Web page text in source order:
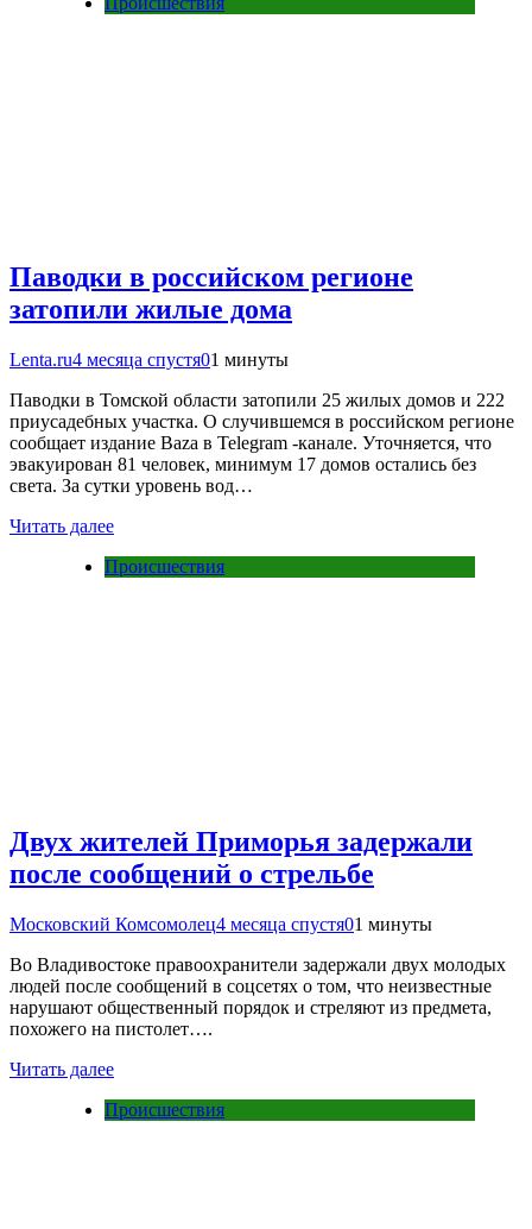
Паводки в российском регионе
затопили жилые дома
Lenta.ru4 месяца спустя01 минуты
Паводки в Томской области затопили 25 жилых домов и 222
приусадебных участка. О случившемся в российском регионе
сообщает издание Baza в Telegram -канале. Уточняется, что
эвакуирован 81 человек, минимум 17 домов остались без
света. За сутки уровень вод…
Читать далее
Происшествия
Двух жителей Приморья задержали
после сообщений о стрельбе
Московский Комсомолец4 месяца спустя01 минуты
Во Владивостоке правоохранители задержали двух молодых
людей после сообщений в соцсетях о том, что неизвестные
нарушают общественный порядок и стреляют из предмета,
похожего на пистолет….
Читать далее
Происшествия